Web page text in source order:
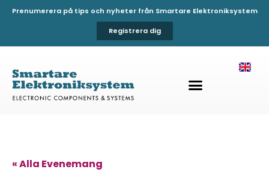
Prenumerera på tips och nyheter från Smartare Elektroniksystem
Registrera dig
« Alla Evenemang